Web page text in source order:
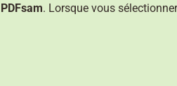
PDFsam. Lorsque vous